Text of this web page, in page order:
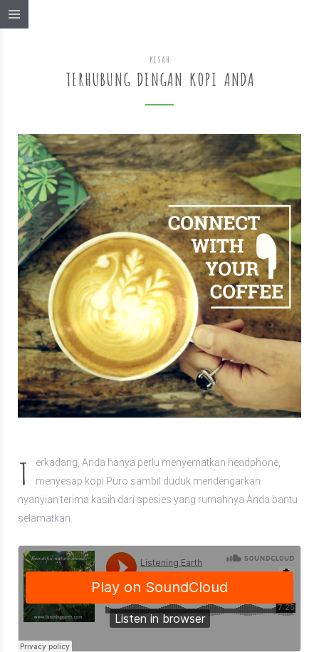
KISAH
TERHUBUNG DENGAN KOPI ANDA
T
erkadang, Anda hanya perlu menyematkan headphone,
menyesap kopi Puro sambil duduk mendengarkan
nyanyian terima kasih dari spesies yang rumahnya Anda bantu
selamatkan.